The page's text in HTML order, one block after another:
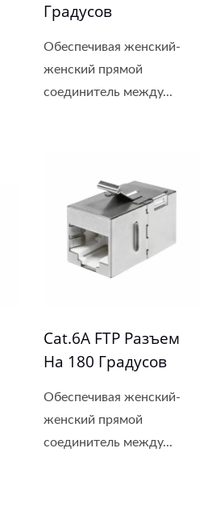
Градусов
Обеспечивая женский-
женский прямой
соединитель между...
Cat.6A FTP Разъем
На 180 Градусов
Обеспечивая женский-
женский прямой
соединитель между...